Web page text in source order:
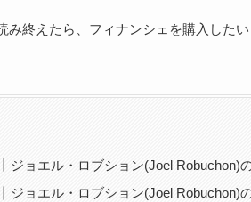
み終えたら、フィナンシェを購入した
ジョエル・ロブション(Joel Robuchon)
ジョエル・ロブション(Joel Robuchon)